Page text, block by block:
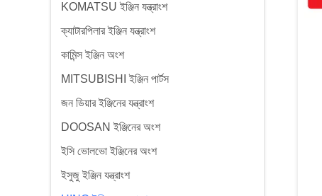
KOMATSU ইঞ্জিন যন্ত্রাংশ
ক্যাটারপিলার ইঞ্জিন যন্ত্রাংশ
কামিন্স ইঞ্জিন অংশ
MITSUBISHI ইঞ্জিন পার্টস
জন ডিয়ার ইঞ্জিনের যন্ত্রাংশ
DOOSAN ইঞ্জিনের অংশ
ইসি ভোলভো ইঞ্জিনের অংশ
ইসুজু ইঞ্জিন যন্ত্রাংশ